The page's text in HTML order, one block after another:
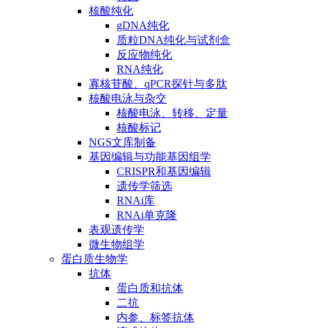
核酸纯化
gDNA纯化
质粒DNA纯化与试剂盒
反应物纯化
RNA纯化
寡核苷酸、qPCR探针与多肽
核酸电泳与杂交
核酸电泳、转移、定量
核酸标记
NGS文库制备
基因编辑与功能基因组学
CRISPR和基因编辑
遗传学筛选
RNAi库
RNAi单克隆
表观遗传学
微生物组学
蛋白质生物学
抗体
蛋白质和抗体
二抗
内参、标签抗体